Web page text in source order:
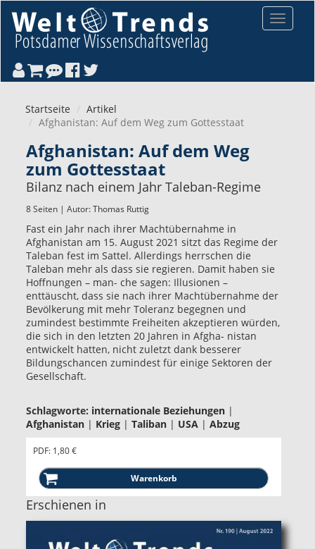
Toggle
Startseite
Artikel
Afghanistan: Auf dem Weg zum Gottesstaat
Afghanistan: Auf dem Weg
zum Gottesstaat
Bilanz nach einem Jahr Taleban-Regime
8 Seiten | Autor:Thomas Ruttig
Fast ein Jahr nach ihrer Machtübernahme in
Afghanistan am 15. August 2021 sitzt das Regime der
Taleban fest im Sattel. Allerdings herrschen die
Taleban mehr als dass sie regieren. Damit haben sie
Hoffnungen – man- che sagen: Illusionen –
enttäuscht, dass sie nach ihrer Machtübernahme der
Bevölkerung mit mehr Toleranz begegnen und
zumindest bestimmte Freiheiten akzeptieren würden,
die sich in den letzten 20 Jahren in Afgha- nistan
entwickelt hatten, nicht zuletzt dank besserer
Bildungschancen zumindest für einige Sektoren der
Gesellschaft.
Schlagworte: internationale Beziehungen |
Afghanistan | Krieg | Taliban | USA | Abzug
PDF: 1,80 €
Erschienen in